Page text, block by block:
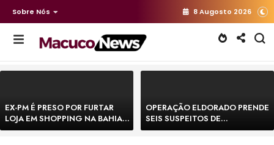
Sobre Nós 8 Augosto 2026
EX-PM É PRESO POR FURTAR
LOJA EM SHOPPING NA BAHIA E
ESCAPA CORRENDO DE
OPERAÇÃO ELDORADO PRENDE
SEIS SUSPEITOS DE
MOVIMENTAR R$ 25 MILHÕES